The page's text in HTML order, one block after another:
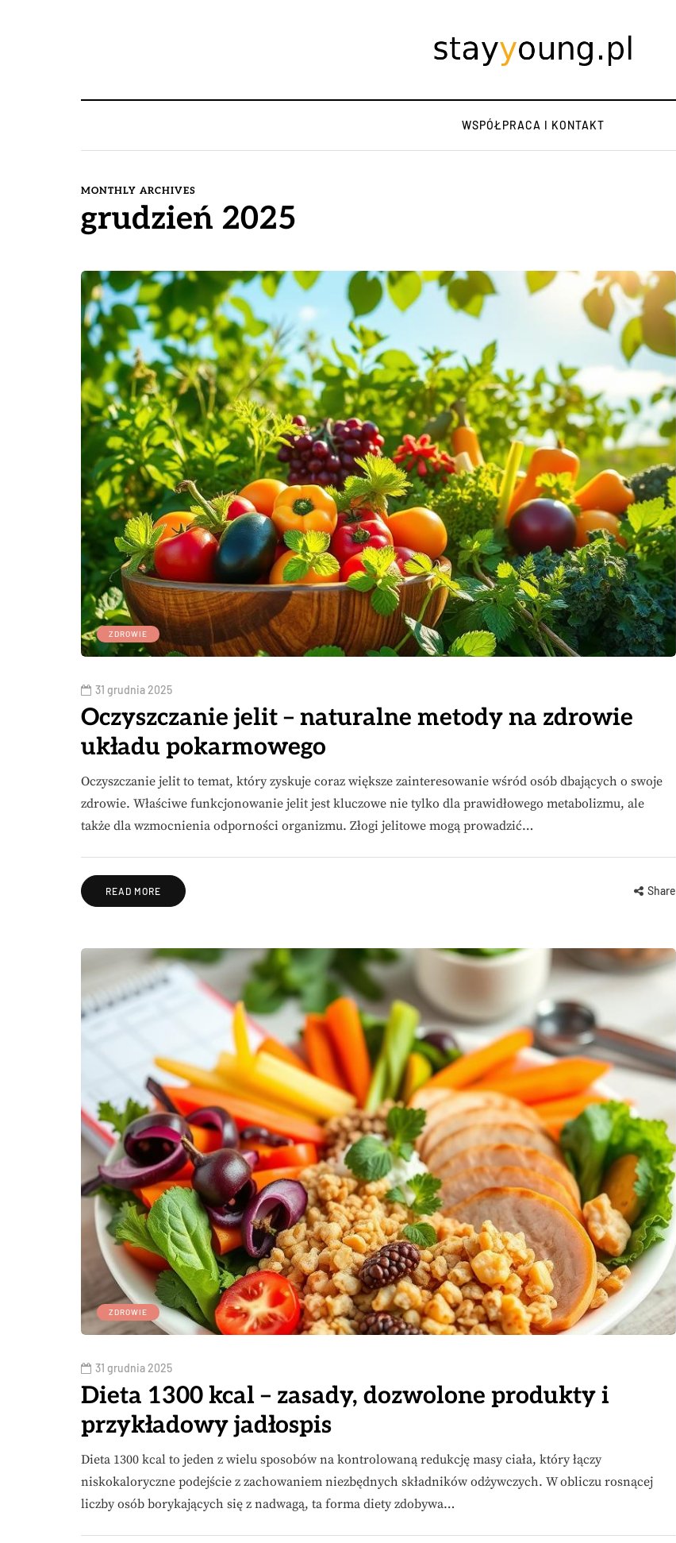
WSPÓŁPRACA I KONTAKT
MONTHLY ARCHIVES
grudzień 2025
ZDROWIE
31 grudnia 2025
Oczyszczanie jelit – naturalne metody na zdrowie
układu pokarmowego
Oczyszczanie jelit to temat, który zyskuje coraz większe zainteresowanie wśród osób dbających o swoje
zdrowie. Właściwe funkcjonowanie jelit jest kluczowe nie tylko dla prawidłowego metabolizmu, ale
także dla wzmocnienia odporności organizmu. Złogi jelitowe mogą prowadzić…
READ MORE Share
ZDROWIE
31 grudnia 2025
Dieta 1300 kcal – zasady, dozwolone produkty i
przykładowy jadłospis
Dieta 1300 kcal to jeden z wielu sposobów na kontrolowaną redukcję masy ciała, który łączy
niskokaloryczne podejście z zachowaniem niezbędnych składników odżywczych. W obliczu rosnącej
liczby osób borykających się z nadwagą, ta forma diety zdobywa…